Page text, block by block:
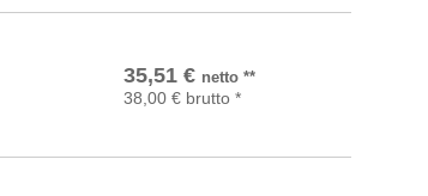
35,51 € netto**
38,00 € brutto *
In den Warenkorb